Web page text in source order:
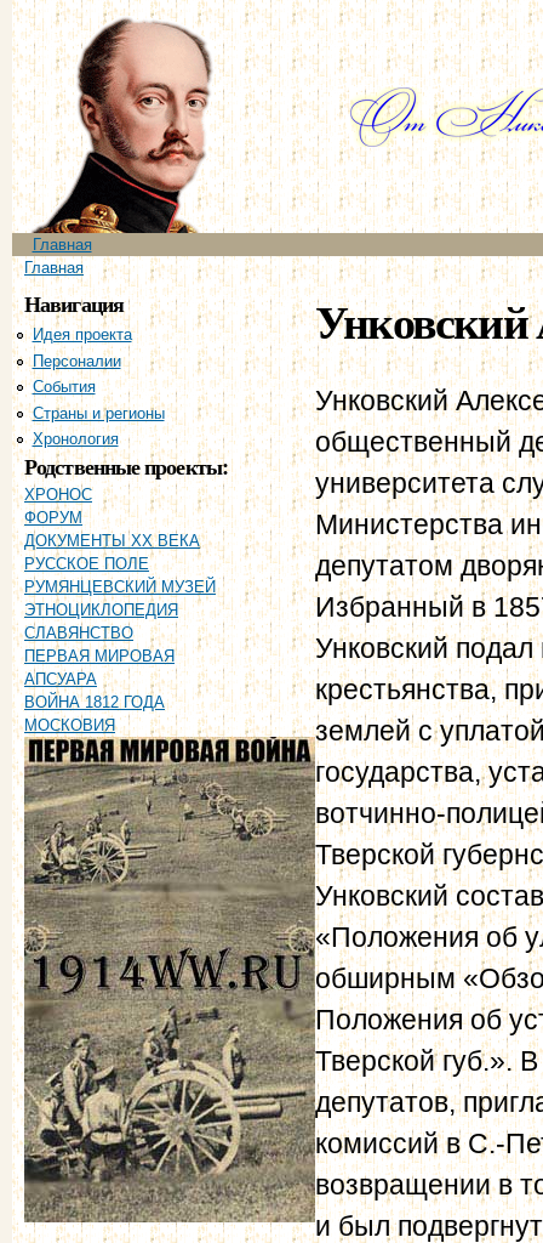
Главное меню
Главная
Вы здесь
Главная
Навигация
Идея проекта
Персоналии
События
Страны и регионы
Хронология
Родственные проекты:
ХРОНОС
ФОРУМ
ДОКУМЕНТЫ XX ВЕКА
РУССКОЕ ПОЛЕ
РУМЯНЦЕВСКИЙ МУЗЕЙ
ЭТНОЦИКЛОПЕДИЯ
СЛАВЯНСТВО
ПЕРВАЯ МИРОВАЯ
АПСУАРА
ВОЙНА 1812 ГОДА
МОСКОВИЯ
Унковский
общественный
университета
Министерства
депутатом
Избранный в
Унковский
крестьянства,
землей с
государства,
вотчинно-
Тверской
Унковский
«Положения об
обширным
Положения об
Тверской губ.».
депутатов,
комиссий в С.-
возвращении в
и был